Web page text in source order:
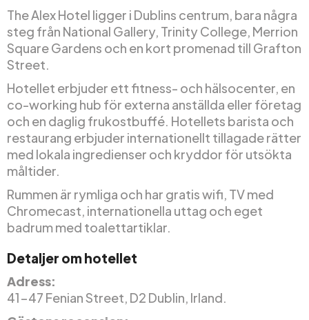
The Alex Hotel ligger i Dublins centrum, bara några
steg från National Gallery, Trinity College, Merrion
Square Gardens och en kort promenad till Grafton
Street.
Hotellet erbjuder ett fitness- och hälsocenter, en
co-working hub för externa anställda eller företag
och en daglig frukostbuffé. Hotellets barista och
restaurang erbjuder internationellt tillagade rätter
med lokala ingredienser och kryddor för utsökta
måltider.
Rummen är rymliga och har gratis wifi, TV med
Chromecast, internationella uttag och eget
badrum med toalettartiklar.
Detaljer om hotellet
Adress:
41-47 Fenian Street, D2 Dublin, Irland.